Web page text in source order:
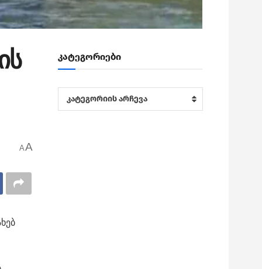
AA
კატეგორიები
კატეგორიები
კატეგორიის არჩევა